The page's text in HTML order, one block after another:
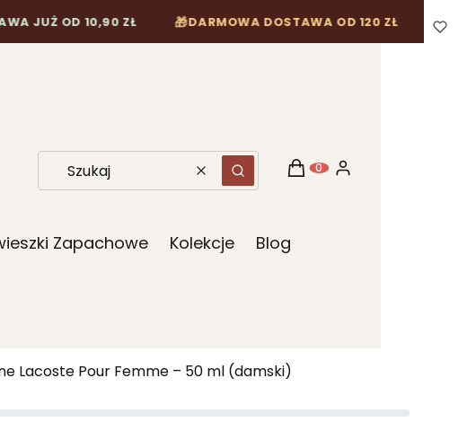
OD 10,90 ZŁ 🎁 DARMOWA DOSTAWA OD 120 ZŁ
WyczyśćSzukaj Produkty w koszyku: 0.
Koszyk Zaloguj się
Zapachowe Kolekcje Blog
Lacoste Pour Femme – 50 ml (damski)